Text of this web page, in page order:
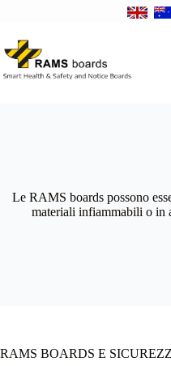
Le RAMS boards possono
materiali infiammabili o in
RAMS BOARDS E